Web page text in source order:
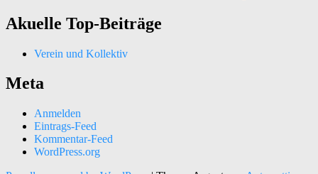
Akuelle Top-Beiträge
Verein und Kollektiv
Meta
Anmelden
Eintrags-Feed
Kommentar-Feed
WordPress.org